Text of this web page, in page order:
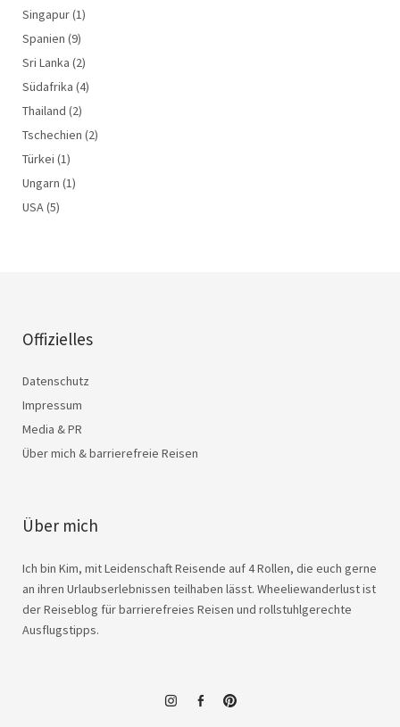
Singapur(1)
Spanien (9)
Sri Lanka (2)
Südafrika (4)
Thailand (2)
Tschechien (2)
Türkei (1)
Ungarn (1)
USA(5)
Offizielles
Datenschutz
Impressum
Media & PR
Über mich & barrierefreie Reisen
Über mich
Ich bin Kim, mit Leidenschaft Reisende auf 4 Rollen, die euch gerne
an ihren Urlaubserlebnissen teilhaben lässt. Wheeliewanderlust ist
der Reiseblog für barrierefreies Reisen und rollstuhlgerechte
Ausflugstipps.